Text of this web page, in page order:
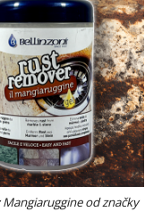
od značky